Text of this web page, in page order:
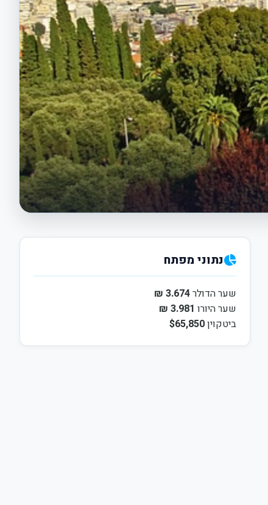
נתוני מפתח
שער הדולר3.674 ₪
שער היורו 3.981 ₪
ביטקוין$65,850